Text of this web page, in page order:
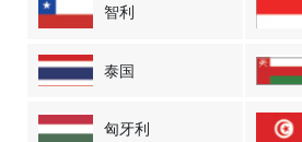
智利
泰国
匈牙利